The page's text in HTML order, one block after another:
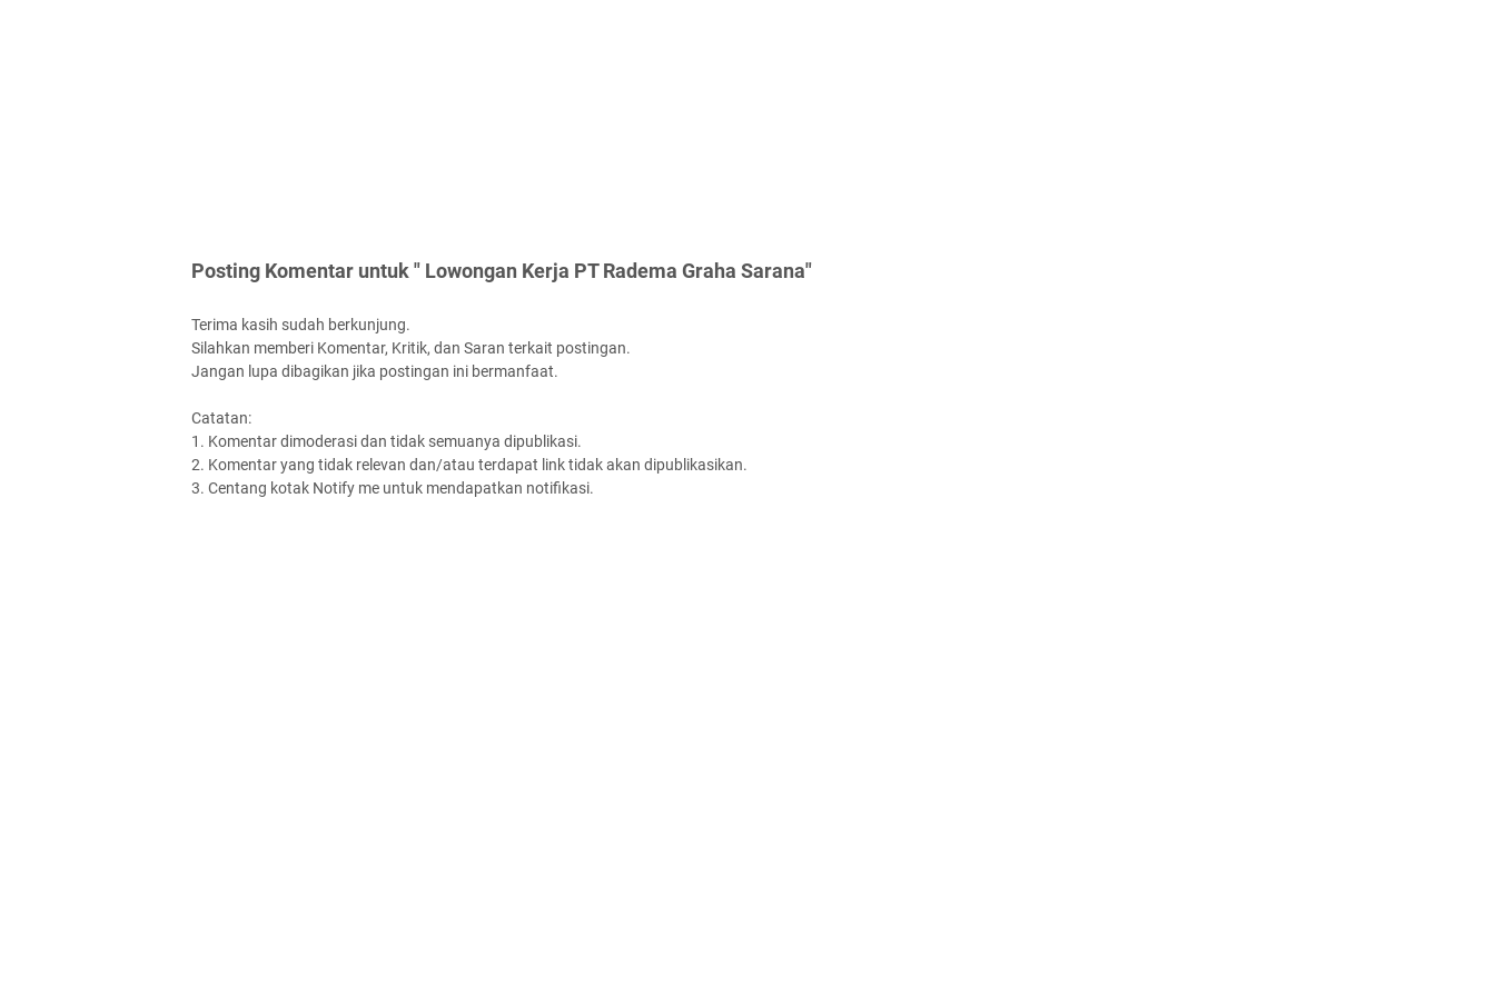
Posting Komentar untuk " Lowongan Kerja PT Radema Graha Sarana"
Terima kasih sudah berkunjung.
Silahkan memberi Komentar, Kritik, dan Saran terkait postingan.
Jangan lupa dibagikan jika postingan ini bermanfaat.
Catatan:
1. Komentar dimoderasi dan tidak semuanya dipublikasi.
2. Komentar yang tidak relevan dan/atau terdapat link tidak akan dipublikasikan.
3. Centang kotak Notify me untuk mendapatkan notifikasi.